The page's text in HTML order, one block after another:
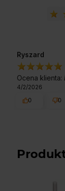
Ryszard
Ocena klienta:
4/2/2026
0
0